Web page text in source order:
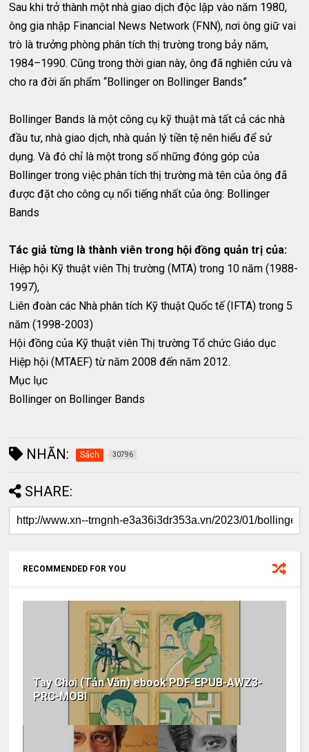
Sau khi trở thành một nhà giao dịch độc lập vào năm 1980,
ông gia nhập Financial News Network (FNN), nơi ông giữ vai
trò là trưởng phòng phân tích thị trường trong bảy năm,
1984–1990. Cũng trong thời gian này, ông đã nghiên cứu và
cho ra đời ấn phẩm “Bollinger on Bollinger Bands”
Bollinger Bands là một công cụ kỹ thuật mà tất cả các nhà
đầu tư, nhà giao dịch, nhà quản lý tiền tệ nên hiểu để sử
dụng. Và đó chỉ là một trong số những đóng góp của
Bollinger trong việc phân tích thị trường mà tên của ông đã
được đặt cho công cụ nổi tiếng nhất của ông: Bollinger
Bands
Tác giả từng là thành viên trong hội đồng quản trị của:
Hiệp hội Kỹ thuật viên Thị trường (MTA) trong 10 năm (1988-
1997),
Liên đoàn các Nhà phân tích Kỹ thuật Quốc tế (IFTA) trong 5
năm (1998-2003)
Hội đồng của Kỹ thuật viên Thị trường Tổ chức Giáo dục
Hiệp hội (MTAEF) từ năm 2008 đến năm 2012.
Mục lục
Bollinger on Bollinger Bands
NHÃN: Sách 30796
SHARE:
RECOMMENDED FOR YOU
Tay Chơi (Tản Văn) ebook PDF-EPUB-AWZ3-
PRC-MOBI